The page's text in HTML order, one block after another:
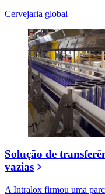
Cervejaria global
Solução de
vazias
A Intralox firmou uma